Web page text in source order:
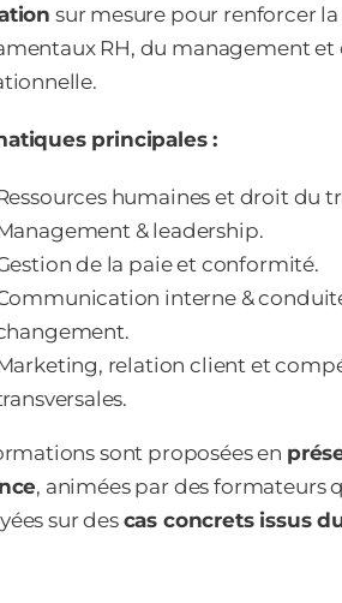
sur mesure pour renforcer
RH, du management et
principales :
humaines et droit du
& leadership.
de la paie et conformité.
interne &
relation client et
sont proposées en
, animées par des formateurs
sur descas concrets issus